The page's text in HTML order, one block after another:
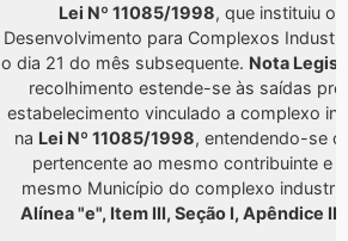
Lei Nº 11085/1998, que instituiu o
Desenvolvimento para Complexos
o dia 21 do mês subsequente. Nota
recolhimento estende-se às saídas
estabelecimento vinculado a complexo
na Lei Nº 11085/1998, entendendo-se
pertencente ao mesmo contribuinte e
mesmo Município do complexo
Alínea "e", Item III, Seção I, Apêndice III